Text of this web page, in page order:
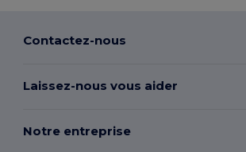
Contactez-nous
Laissez-nous vous aider
Notre entreprise